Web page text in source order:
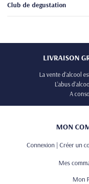
Club de degustation
LIVRAISON
La vente d’alcool
L’abus
A
MON
Connexion | Créer un
Mes
Mon